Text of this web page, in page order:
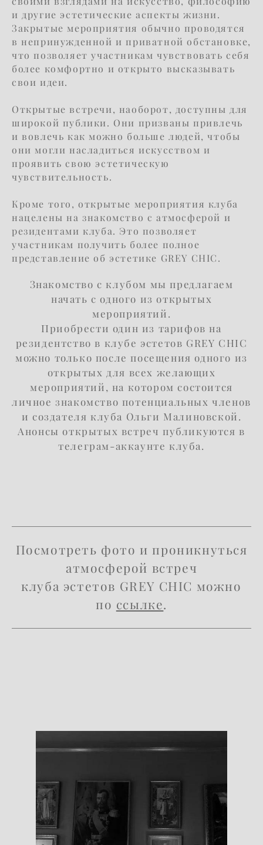
и другие эстетические аспекты жизни.
Закрытые мероприятия обычно проводятся
в непринужденной и приватной обстановке,
что позволяет участникам чувствовать себя
более комфортно и открыто высказывать
свои идеи.
Открытые встречи, наоборот, доступны для
широкой публики. Они призваны привлечь
и вовлечь как можно больше людей, чтобы
они могли насладиться искусством и
проявить свою эстетическую
чувствительность.
Кроме того, открытые мероприятия клуба
нацелены на знакомство с атмосферой и
резидентами клуба. Это позволяет
участникам получить более полное
представление об эстетике GREY CHIC.
Знакомство с клубом мы предлагаем
начать с одного из открытых
мероприятий.
Приобрести один из тарифов на
резидентство в клубе эстетов GREY CHIC
можно только после посещения одного из
открытых для всех желающих
мероприятий, на котором состоится
личное знакомство потенциальных членов
и создателя клуба Ольги Малиновской.
Анонсы открытых встреч публикуются в
телеграм-аккаунте клуба.
Посмотреть фото и проникнуться
атмосферой встреч
клуба эстетов GREY CHIC можно
по ссылке.